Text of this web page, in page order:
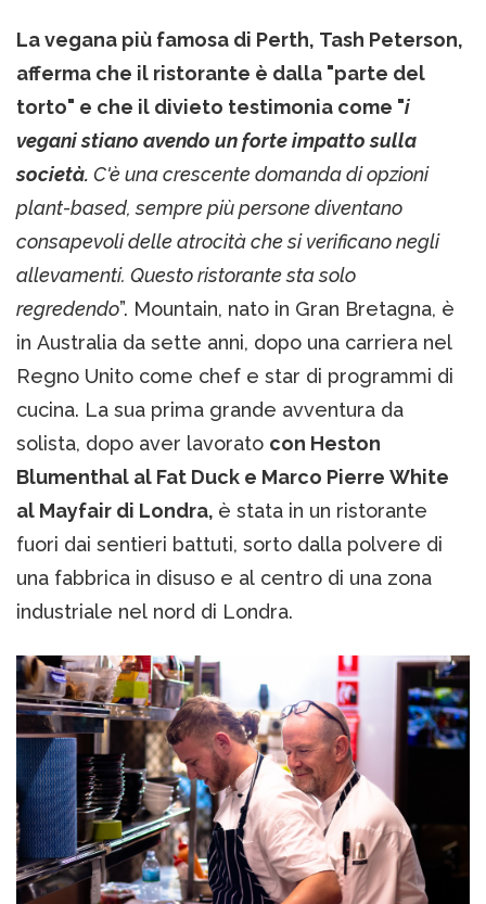
La vegana più famosa di Perth, Tash Peterson,
afferma che il ristorante è dalla "parte del
torto" e che il divieto testimonia come "i
vegani stiano avendo un forte impatto sulla
società. C'è una crescente domanda di opzioni
plant-based, sempre più persone diventano
consapevoli delle atrocità che si verificano negli
allevamenti. Questo ristorante sta solo
regredendo”. Mountain, nato in Gran Bretagna, è
in Australia da sette anni, dopo una carriera nel
Regno Unito come chef e star di programmi di
cucina. La sua prima grande avventura da
solista, dopo aver lavorato con Heston
Blumenthal al Fat Duck e Marco Pierre White
al Mayfair di Londra, è stata in un ristorante
fuori dai sentieri battuti, sorto dalla polvere di
una fabbrica in disuso e al centro di una zona
industriale nel nord di Londra.